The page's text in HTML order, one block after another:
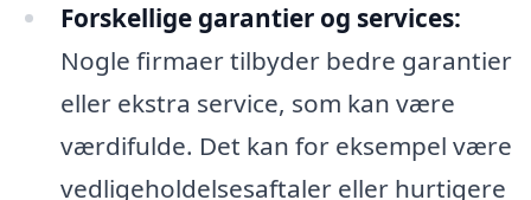
Forskellige garantier og services:
Nogle firmaer tilbyder bedre garantier
eller ekstra service, som kan være
værdifulde. Det kan for eksempel være
vedligeholdelsesaftaler eller hurtigere